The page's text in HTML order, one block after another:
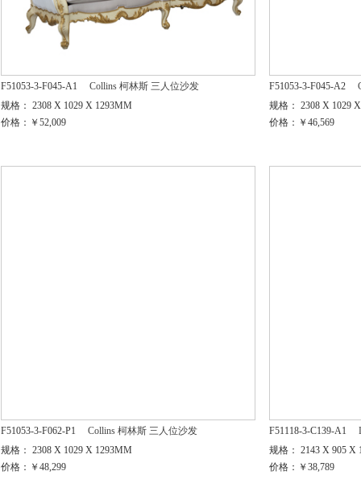
F51053-3-F045-A1
Collins 柯林斯 三人位沙发
规格： 2308 X 1029 X 1293MM
价格：￥52,009
F51053-3-F045-A2
规格： 2308 X 1029
价格：￥46,569
F51053-3-F062-P1
Collins 柯林斯 三人位沙发
规格： 2308 X 1029 X 1293MM
价格：￥48,299
F51118-3-C139-A1
规格： 2143 X 905 X
价格：￥38,789